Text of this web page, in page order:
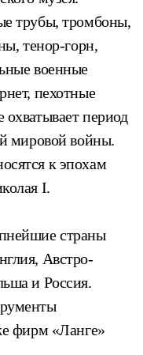
трубы, тромбоны,
тенор-горн,
военные
пехотные
период
мировой войны.
к эпохам
I.
страны
Австро-
и Россия.
фирм «Ланге»